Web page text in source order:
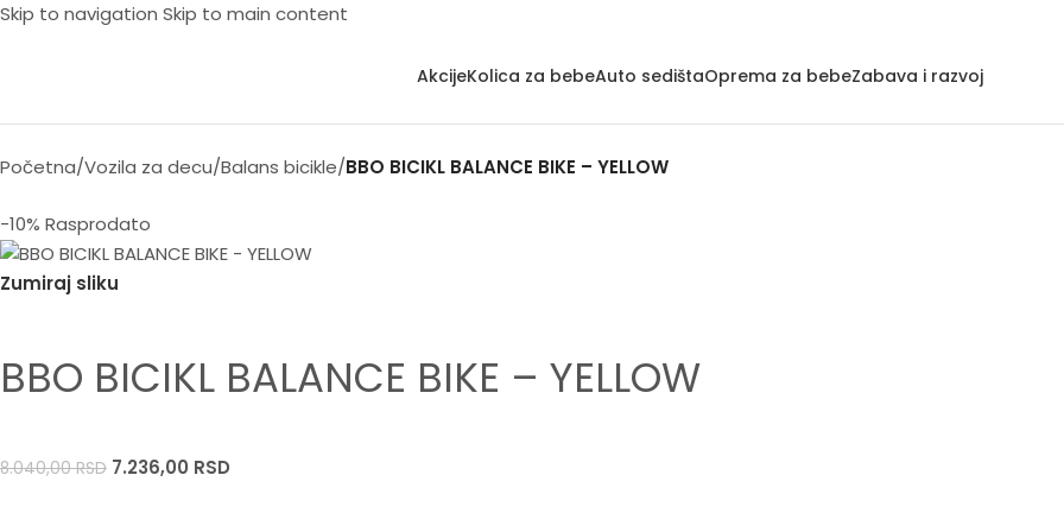
Skip to navigation Skip to main content
AkcijeKolica za bebeAuto sedištaOprema za bebeZabava i razvoj
Početna/Vozila za decu/Balans bicikle/BBO BICIKL BALANCE BIKE – YELLOW
-10% Rasprodato
Zumiraj sliku
BBO BICIKL BALANCE BIKE – YELLOW
8.040,00RSD 7.236,00 RSD